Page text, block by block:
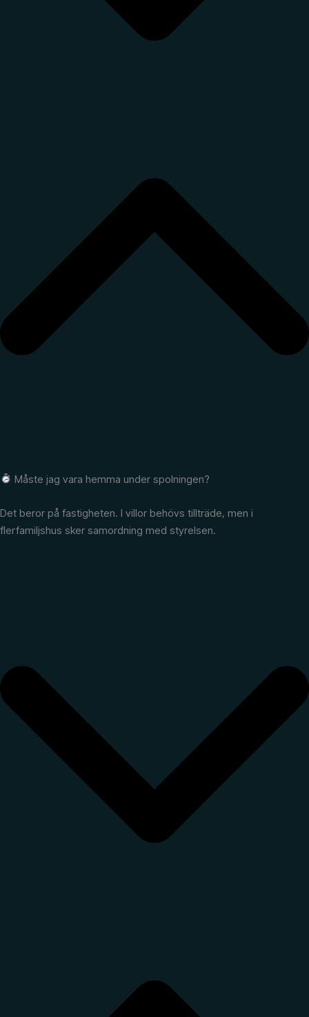
Måste jag vara hemma under spolningen?
Det beror på fastigheten. I villor behövs tillträde, men i
flerfamiljshus sker samordning med styrelsen.